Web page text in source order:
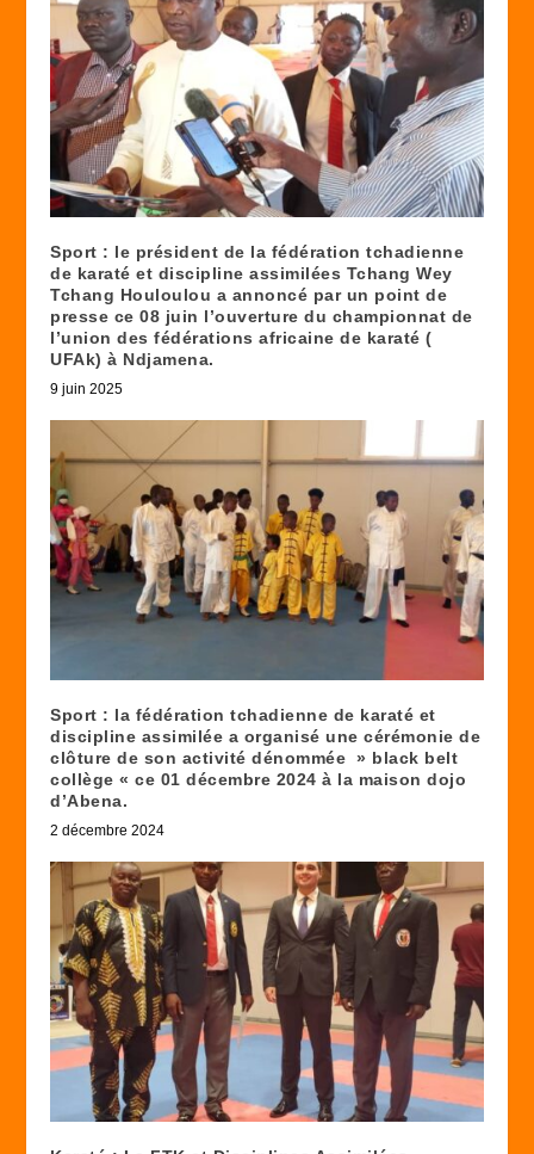
Sport : le président de la fédération tchadienne
de karaté et discipline assimilées Tchang Wey
Tchang Houloulou a annoncé par un point de
presse ce 08 juin l’ouverture du championnat de
l’union des fédérations africaine de karaté (
UFAk) à Ndjamena.
9 juin 2025
Sport : la fédération tchadienne de karaté et
discipline assimilée a organisé une cérémonie de
clôture de son activité dénommée » black belt
collège « ce 01 décembre 2024 à la maison dojo
d’Abena.
2 décembre 2024